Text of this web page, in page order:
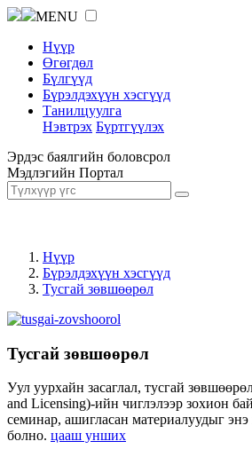
MENU
Нүүр
Өгөгдөл
Бүлгүүд
Бүрэлдэхүүн хэсгүүд
Танилцуулга
Нэвтрэх Бүртгүүлэх
Эрдэс баялгийн боловсрол
Мэдлэгийн Портал
Нүүр
Бүрэлдэхүүн хэсгүүд
Тусгай зөвшөөрөл
Тусгай зөвшөөрөл
Уул уурхайн засаглал, тусгай
and Licensing)-ийн чиглэлээр зохион
семинар, ашигласан материалуудыг энэ
болно. цааш унших